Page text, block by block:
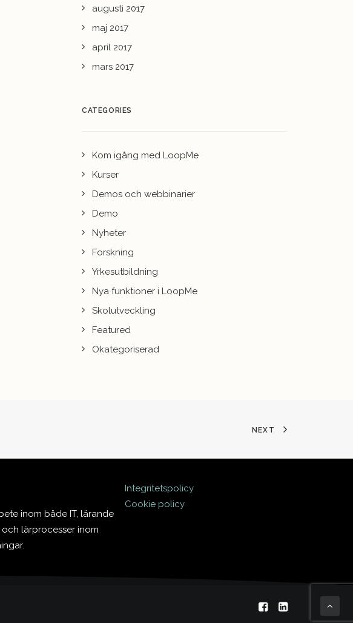
augusti 2017
maj 2017
april 2017
mars 2017
CATEGORIES
Kom igång med LoopMe
Kurser
Demos och webbinarier
Demo
Nyheter
Forskning
Yrkesutbildning
Nya funktioner i LoopMe
Skolutveckling
Featured
Okategoriserad
NEXT
inom både IT, lärande
lärprocesser inom
Integritetspolicy
Cookie policy